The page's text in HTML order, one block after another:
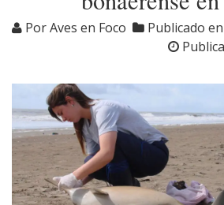
PorAves en Foco Publicado en